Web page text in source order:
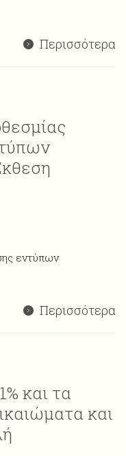
Περισσότερα
εντύπων
Περισσότερα
και τα
και